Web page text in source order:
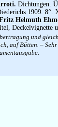
Dichtungen.
1909.
Helmuth
Deckelvignette
und
auf Bütten. –